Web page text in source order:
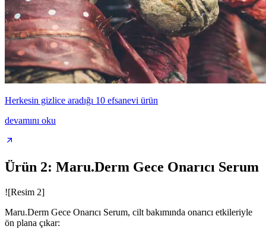
Herkesin gizlice aradığı 10 efsanevi ürün
devamını oku
Ürün 2: Maru.Derm Gece Onarıcı Serum
![Resim 2]
Maru.Derm Gece Onarıcı Serum, cilt bakımında onarıcı etkileriyle
ön plana çıkar: